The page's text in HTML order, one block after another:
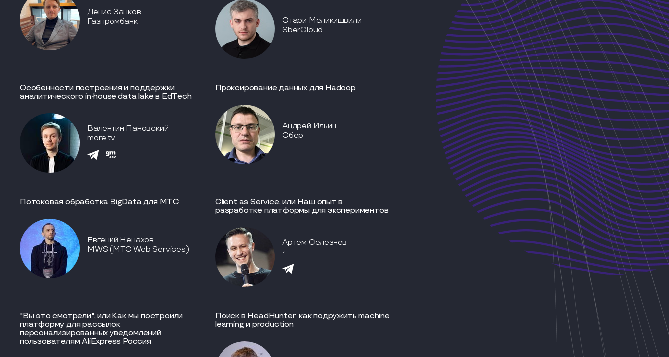
Денис Занков
Газпромбанк
Отари Меликишвили
SberCloud
Особенности построения и поддержки
аналитического in-house data lake в EdTech
Валентин Пановский
more.tv
Проксирование данных для Hadoop
Андрей Ильин
Сбер
Потоковая обработка BigData для МТС
Евгений Ненахов
MWS (МТС Web Services)
Client as Service, или Наш опыт в
разработке платформы для экспериментов
Артем Селезнев
-
"Вы это смотрели", или Как мы построили
платформу для рассылок
персонализированных уведомлений
пользователям AliExpress Россия
Поиск в HeadHunter: как подружить machine
learning и production